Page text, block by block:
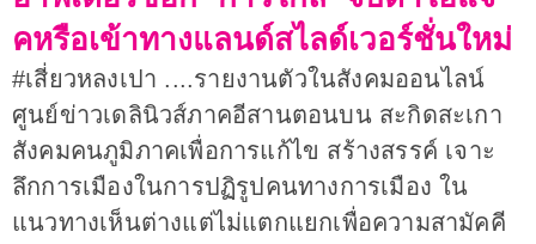
คหรือเข้าทางแลนด์สไลด์เวอร์ชั่นใหม่
#เสี่ยวหลงเปา ....รายงานตัวในสังคมออนไลน์
ศูนย์ข่าวเดลินิวส์ภาคอีสานตอนบน สะกิดสะเกา
สังคมคนภูมิภาคเพื่อการแก้ไข สร้างสรรค์ เจาะ
ลึกการเมืองในการปฏิรูปคนทางการเมือง ใน
แนวทางเห็นต่างแต่ไม่แตกแยกเพื่อความสามัคคี